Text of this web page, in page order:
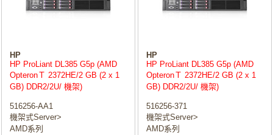
HP
HP ProLiant DL385 G5p (AMD
OpteronＴ 2372HE/2 GB (2 x 1
GB) DDR2/2U/ 機架)
516256-AA1
機架式Server>
AMD系列
HP
HP ProLiant DL385 G5p (AMD
OpteronＴ 2372HE/2 GB (2 x 1
GB) DDR2/2U/ 機架)
516256-371
機架式Server>
AMD系列